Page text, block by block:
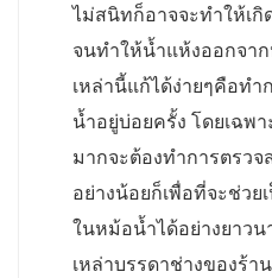
ไม่สนิทก็อาจจะทำให้เ
จนทำให้น้ำแห้งออกจา
เหล่านี้แก้ได้ง่ายๆคือท
น้ำอยู่บ่อยครั้ง โดยเฉพ
มากจะต้องทำการตรว
อย่างน้อยก็เพื่อที่จะช่วย
ในหม้อน้ำได้อย่างยาวน
เหล่าบรรดาช่างของร้